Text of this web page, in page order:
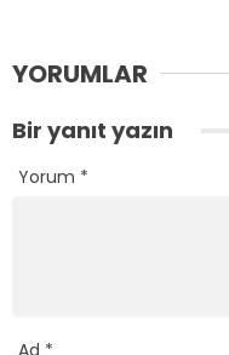
YORUMLAR
Bir yanıt yazın
Yorum *
Ad *